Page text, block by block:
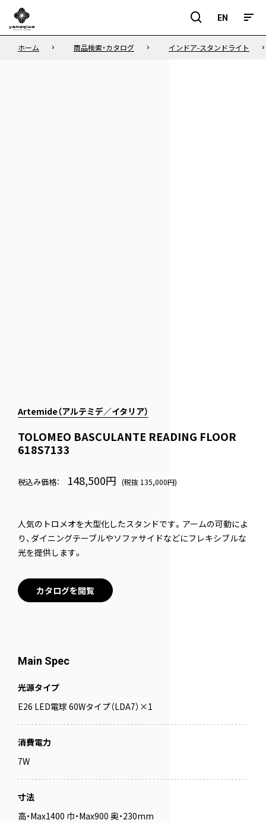
EN
EN
ホーム 商品検索・カタログ インドア-スタンドライト
Artemide（アルテミデ／イタリア）
TOLOMEO BASCULANTE READING FLOOR
618S7133
税込み価格： 148,500円 (税抜 135,000円)
人気のトロメオを大型化したスタンドです。アームの可動によ
り、ダイニングテーブルやソファサイドなどにフレキシブルな
光を提供します。
カタログを閲覧
Main Spec
光源タイプ
E26 LED電球 60Wタイプ（LDA7）×1
消費電力
7W
寸法
高・Max1400 巾・Max900 奥・230mm